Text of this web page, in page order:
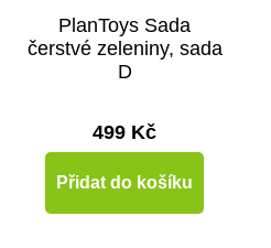
PlanToys Sada
čerstvé zeleniny, sada
D
499 Kč
Přidat do košíku